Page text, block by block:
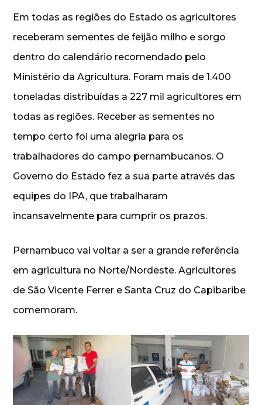
Em todas as regiões do Estado os agricultores
receberam sementes de feijão milho e sorgo
dentro do calendário recomendado pelo
Ministério da Agricultura. Foram mais de 1.400
toneladas distribuídas a 227 mil agricultores em
todas as regiões. Receber as sementes no
tempo certo foi uma alegria para os
trabalhadores do campo pernambucanos. O
Governo do Estado fez a sua parte através das
equipes do IPA, que trabalharam
incansavelmente para cumprir os prazos.
Pernambuco vai voltar a ser a grande referência
em agricultura no Norte/Nordeste. Agricultores
de São Vicente Ferrer e Santa Cruz do Capibaribe
comemoram.